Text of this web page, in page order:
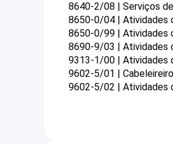
8640-2/08 | Serviços
8650-0/04 | Atividades
8650-0/99 | Atividades
8690-9/03 | Atividades
9313-1/00 | Atividades
9602-5/01 |
9602-5/02 | Atividades